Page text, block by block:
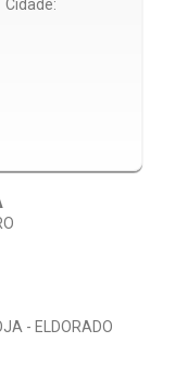
Cidade:
- ELDORADO